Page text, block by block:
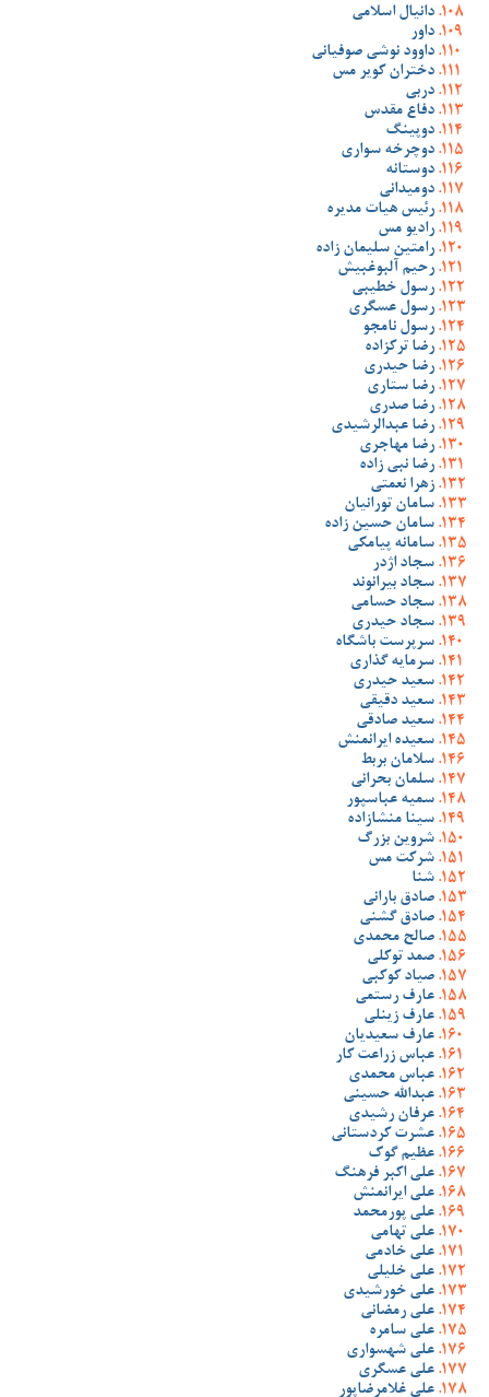
دانیال اسلامی
داور
داوود نوشی صوفیانی
دختران کویر مس
دربی
دفاع مقدس
دوپینگ
دوچرخه سواری
دوستانه
دومیدانی
رئیس هیات مدیره
رادیو مس
رامتین سلیمان زاده
رحیم آلبوغبیش
رسول خطیبی
رسول عسگری
رسول نامجو
رضا ترکزاده
رضا حیدری
رضا ستاری
رضا صدری
رضا عبدالرشیدی
رضا مهاجری
رضا نبی زاده
زهرا نعمتی
سامان تورانیان
سامان حسین زاده
سامانه پیامکی
سجاد اژدر
سجاد بیرانوند
سجاد حسامی
سجاد حیدری
سرپرست باشگاه
سرمایه گذاری
سعید حیدری
سعید دقیقی
سعید صادقی
سعیده ایرانمنش
سلامان بربط
سلمان بحرانی
سمیه عباسپور
سینا منشازاده
شروین بزرگ
شرکت مس
شنا
صادق بارانی
صادق گشنی
صالح محمدی
صمد توکلی
صیاد کوکبی
عارف رستمی
عارف زینلی
عارف سعیدیان
عباس زراعت کار
عباس محمدی
عبدالله حسینی
عرفان رشیدی
عشرت کردستانی
عظیم گوک
علی اکبر فرهنگ
علی ایرانمنش
علی پورمحمد
علی تهامی
علی خادمی
علی خلیلی
علی خورشیدی
علی رمضانی
علی سامره
علی شهسواری
علی عسگری
علی غلامرضاپور